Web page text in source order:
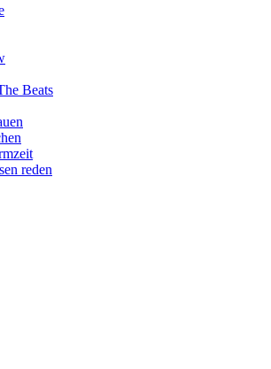
Beats
reden